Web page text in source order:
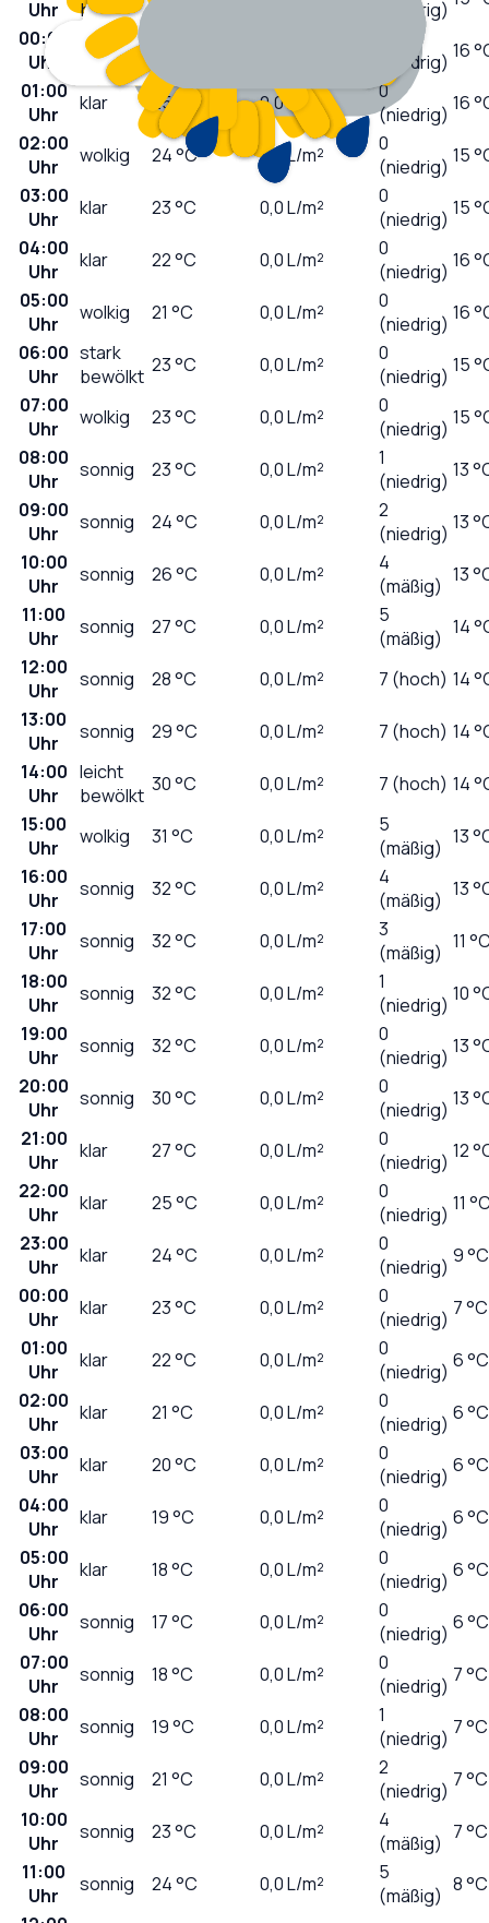
Uhr bewölkt (niedrig)
00:00
Uhr
klar
(niedrig) 16
01:00
Uhr
klar 25°C 0,0L/m²
0
(niedrig) 16
02:00
Uhr
wolkig 24°C 0,0 L/m²
0
(niedrig) 15
03:00
Uhr
klar 23°C 0,0L/m²
0
(niedrig) 15
04:00
Uhr
klar 22°C 0,0L/m²
0
(niedrig) 16
05:00
Uhr
wolkig 21 °C 0,0L/m²
0
(niedrig) 16
06:00
Uhr
stark
bewölkt 23°C 0,0L/m²
0
(niedrig) 15
07:00
Uhr
wolkig 23°C 0,0L/m²
0
(niedrig) 15
08:00
Uhr
sonnig 23°C 0,0L/m²
1
(niedrig) 13
09:00
Uhr
sonnig 24°C 0,0L/m²
2
(niedrig) 13
10:00
Uhr
sonnig 26°C 0,0L/m²
4
(mäßig) 13
11:00
Uhr
sonnig 27°C 0,0L/m²
5
(mäßig) 14
12:00
Uhr
sonnig 28°C 0,0L/m² 7 (hoch) 14
13:00
Uhr
sonnig 29°C 0,0L/m² 7 (hoch) 14
14:00
Uhr
leicht
bewölkt 30°C 0,0L/m² 7 (hoch) 14
15:00
Uhr
wolkig 31 °C 0,0L/m²
5
(mäßig) 13
16:00
Uhr
sonnig 32°C 0,0L/m²
4
(mäßig) 13
17:00
Uhr
sonnig 32°C 0,0L/m²
3
(mäßig) 11
18:00
Uhr
sonnig 32°C 0,0L/m²
1
(niedrig) 10
19:00
Uhr
sonnig 32°C 0,0L/m²
0
(niedrig) 13
20:00
Uhr
sonnig 30°C 0,0L/m²
0
(niedrig) 13
21:00
Uhr
klar 27°C 0,0L/m²
0
(niedrig) 12
22:00
Uhr
klar 25°C 0,0L/m²
0
(niedrig) 11
23:00
Uhr
klar 24°C 0,0L/m²
0
(niedrig) 9 °C
00:00
Uhr
klar 23°C 0,0L/m²
0
(niedrig) 7 °C
01:00
Uhr
klar 22°C 0,0L/m²
0
(niedrig) 6 °C
02:00
Uhr
klar 21 °C 0,0L/m²
0
(niedrig) 6 °C
03:00
Uhr
klar 20°C 0,0L/m²
0
(niedrig) 6 °C
04:00
Uhr
klar 19°C 0,0L/m²
0
(niedrig) 6 °C
05:00
Uhr
klar 18°C 0,0L/m²
0
(niedrig) 6 °C
06:00
Uhr
sonnig 17°C 0,0L/m²
0
(niedrig) 6 °C
07:00
Uhr
sonnig 18°C 0,0L/m²
0
(niedrig) 7 °C
08:00
Uhr
sonnig 19°C 0,0L/m²
1
(niedrig) 7 °C
09:00
Uhr
sonnig 21 °C 0,0L/m²
2
(niedrig) 7 °C
10:00
Uhr
sonnig 23°C 0,0L/m²
4
(mäßig) 7 °C
11:00
Uhr
sonnig 24°C 0,0L/m²
5
(mäßig) 8 °C